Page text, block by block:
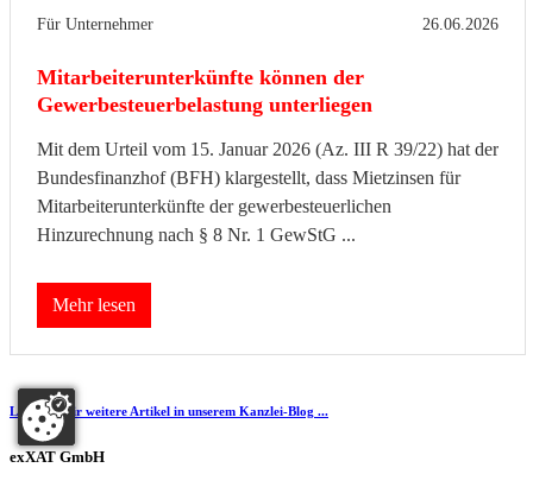
Für Unternehmer 26.06.2026
Mitarbeiterunterkünfte können der
Gewerbesteuerbelastung unterliegen
Mit dem Urteil vom 15. Januar 2026 (Az. III R 39/22) hat der
Bundesfinanzhof (BFH) klargestellt, dass Mietzinsen für
Mitarbeiterunterkünfte der gewerbesteuerlichen
Hinzurechnung nach § 8 Nr. 1 GewStG ...
Mehr lesen
Lesen Sie hir weitere Artikel in unserem Kanzlei-Blog ...
exXAT GmbH